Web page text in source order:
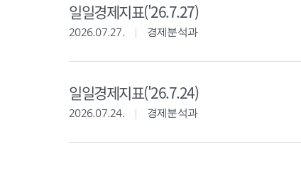
일일경제지표('26.7.27)
2026.07.27. 경제분석과
일일경제지표('26.7.24)
2026.07.24. 경제분석과